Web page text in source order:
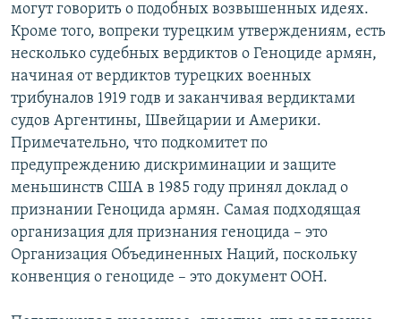
могут говорить о подобных возвышенных идеях.
Кроме того, вопреки турецким утверждениям, есть
несколько судебных вердиктов о Геноциде армян,
начиная от вердиктов турецких военных
трибуналов 1919 годв и заканчивая вердиктами
судов Аргентины, Швейцарии и Америки.
Примечательно, что подкомитет по
предупреждению дискриминации и защите
меньшинств США в 1985 году принял доклад о
признании Геноцида армян. Самая подходящая
организация для признания геноцида – это
Организация Объединенных Наций, поскольку
конвенция о геноциде – это документ ООН.